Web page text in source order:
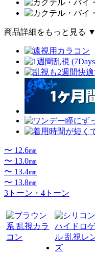
商品詳細をもっと見る ▼
〜 12.6㎜
〜 13.0㎜
〜 13.4㎜
〜 13.8㎜
3トーン・4トーン